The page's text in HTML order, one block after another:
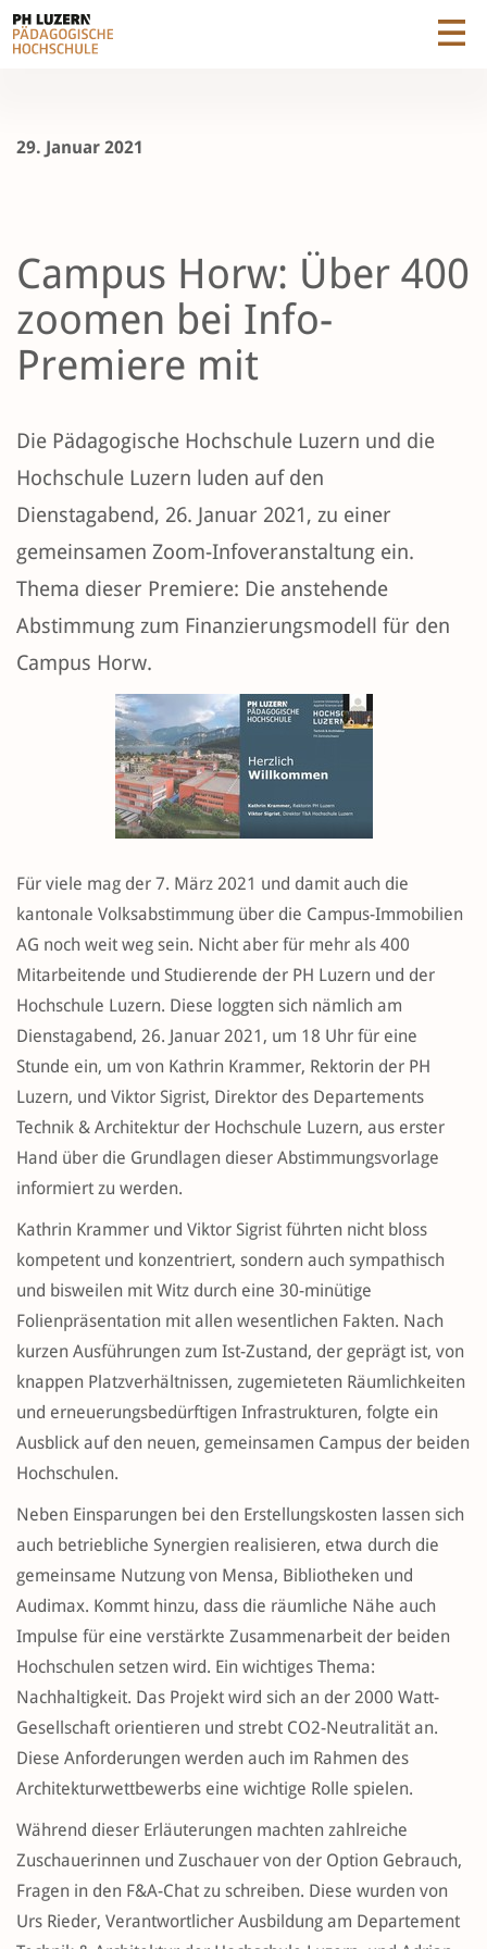
29. Januar 2021
Campus Horw: Über 400
zoomen bei Info-
Premiere mit
Die Pädagogische Hochschule Luzern und die
Hochschule Luzern luden auf den
Dienstagabend, 26. Januar 2021, zu einer
gemeinsamen Zoom-Infoveranstaltung ein.
Thema dieser Premiere: Die anstehende
Abstimmung zum Finanzierungsmodell für den
Campus Horw.
Für viele mag der 7. März 2021 und damit auch die
kantonale Volksabstimmung über die Campus-Immobilien
AG noch weit weg sein. Nicht aber für mehr als 400
Mitarbeitende und Studierende der PH Luzern und der
Hochschule Luzern. Diese loggten sich nämlich am
Dienstagabend, 26. Januar 2021, um 18 Uhr für eine
Stunde ein, um von Kathrin Krammer, Rektorin der PH
Luzern, und Viktor Sigrist, Direktor des Departements
Technik & Architektur der Hochschule Luzern, aus erster
Hand über die Grundlagen dieser Abstimmungsvorlage
informiert zu werden.
Kathrin Krammer und Viktor Sigrist führten nicht bloss
kompetent und konzentriert, sondern auch sympathisch
und bisweilen mit Witz durch eine 30-minütige
Folienpräsentation mit allen wesentlichen Fakten. Nach
kurzen Ausführungen zum Ist-Zustand, der geprägt ist, von
knappen Platzverhältnissen, zugemieteten Räumlichkeiten
und erneuerungsbedürftigen Infrastrukturen, folgte ein
Ausblick auf den neuen, gemeinsamen Campus der beiden
Hochschulen.
Neben Einsparungen bei den Erstellungskosten lassen sich
auch betriebliche Synergien realisieren, etwa durch die
gemeinsame Nutzung von Mensa, Bibliotheken und
Audimax. Kommt hinzu, dass die räumliche Nähe auch
Impulse für eine verstärkte Zusammenarbeit der beiden
Hochschulen setzen wird. Ein wichtiges Thema:
Nachhaltigkeit. Das Projekt wird sich an der 2000 Watt-
Gesellschaft orientieren und strebt CO2-Neutralität an.
Diese Anforderungen werden auch im Rahmen des
Architekturwettbewerbs eine wichtige Rolle spielen.
Während dieser Erläuterungen machten zahlreiche
Zuschauerinnen und Zuschauer von der Option Gebrauch,
Fragen in den F&A-Chat zu schreiben. Diese wurden von
Urs Rieder, Verantwortlicher Ausbildung am Departement